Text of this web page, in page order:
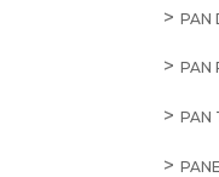
PAN
PAN
PAN